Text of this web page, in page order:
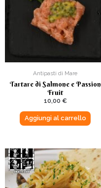
Antipasti di Mare
Tartare di Salmone e Passion
Fruit
10,00 €
Aggiungi al carrello